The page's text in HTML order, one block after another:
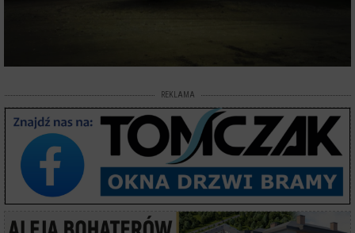
REKLAMA